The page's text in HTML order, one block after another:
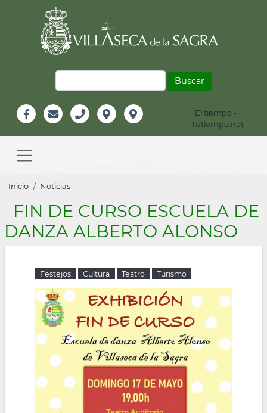
Información
Header
El tiempo -
Tutiempo.net
navigation
Sobrescribir
enlaces
de
ayuda
navegación
Inicio Noticias
FIN DE CURSO ESCUELA DE
DANZA ALBERTO ALONSO
Festejos Cultura Teatro Turismo